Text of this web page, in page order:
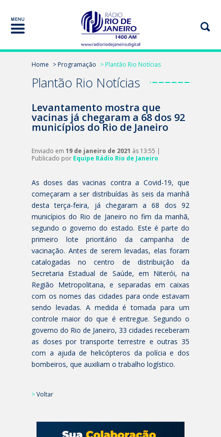
Home > Programação > Plantão Rio Notícias
Plantão Rio Notícias
Levantamento mostra que
vacinas já chegaram a 68 dos 92
municípios do Rio de Janeiro
Enviado em 19 de janeiro de 2021 às 13:55 |
Publicado por Equipe Rádio Rio de Janeiro
As doses das vacinas contra a Covid-19, que
começaram a ser distribuídas às seis da manhã
desta terça-feira, já chegaram a 68 dos 92
municípios do Rio de Janeiro no fim da manhã,
segundo o governo do estado. Este é parte do
primeiro lote prioritário da campanha de
vacinação. Antes de serem levadas, elas foram
catalogadas no centro de distribuição da
Secretaria Estadual de Saúde, em Niterói, na
Região Metropolitana, e separadas em caixas
com os nomes das cidades para onde estavam
sendo levadas. A medida é tomada para um
controle maior do que é entregue. Segundo o
governo do Rio de Janeiro, 33 cidades receberam
as doses por transporte terrestre e outras 35
com a ajuda de helicópteros da polícia e dos
bombeiros, que auxiliam o trabalho logístico.
>Voltar